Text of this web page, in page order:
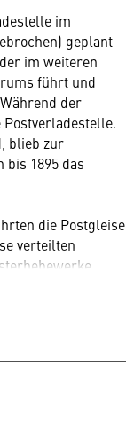
im
geplant
im weiteren
führt und
der
Postverladestelle.
blieb zur
bis 1895 das
die Postgleise
verteilten
wo sie verteilt
fiel dem